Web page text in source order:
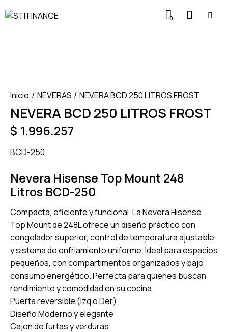
0
Inicio NEVERAS NEVERA BCD 250 LITROS FROST
NEVERA BCD 250 LITROS FROST
$ 1.996.257
BCD-250
Nevera Hisense Top Mount 248
Litros BCD-250
Compacta, eficiente y funcional. La Nevera Hisense
Top Mount de 248L ofrece un diseño práctico con
congelador superior, control de temperatura ajustable
y sistema de enfriamiento uniforme. Ideal para espacios
pequeños, con compartimentos organizados y bajo
consumo energético. Perfecta para quienes buscan
rendimiento y comodidad en su cocina.
Puerta reversible (Izq o Der)
Diseño Moderno y elegante
Cajon de furtas y verduras